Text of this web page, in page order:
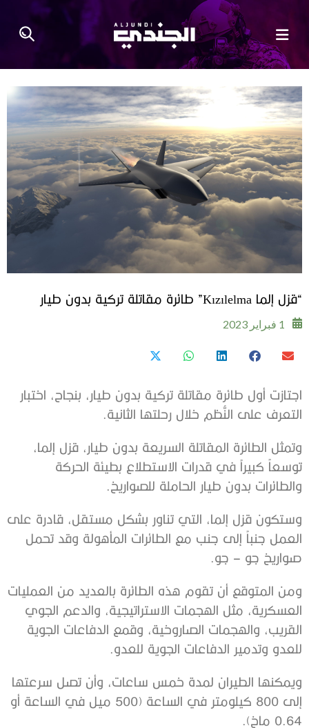
“قزل إلما Kızılelma” طائرة مقاتلة تركية بدون طيار
1 فبراير 2023
اجتازت أول طائرة مقاتلة تركية بدون طيار، بنجاح، اختبار
التعرف على النُّظم خلال رحلتها الثانية.
وتمثل الطائرة المقاتلة السريعة بدون طيار، قزل إلما،
توسعاً كبيراً في قدرات الاستطلاع بطيئة الحركة
والطائرات بدون طيار الحاملة للصواريخ.
وستكون قزل إلما، التي تناور بشكل مستقل، قادرة على
العمل جنباً إلى جنب مع الطائرات المأهولة وقد تحمل
صواريخ جو – جو.
ومن المتوقع أن تقوم هذه الطائرة بالعديد من العمليات
العسكرية، مثل الهجمات الاستراتيجية، والدعم الجوي
القريب، والهجمات الصاروخية، وقمع الدفاعات الجوية
للعدو وتدمير الدفاعات الجوية للعدو.
ويمكنها الطيران لمدة خمس ساعات، وأن تصل سرعتها
إلى 800 كيلومتر في الساعة (500 ميل في الساعة أو
0.64 ماخ).